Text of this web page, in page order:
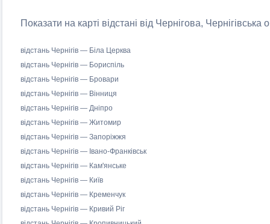
Показати на карті відстані від Чернігова,
відстань Чернігів — Біла Церква
відстань Чернігів — Бориспіль
відстань Чернігів — Бровари
відстань Чернігів — Вінниця
відстань Чернігів — Дніпро
відстань Чернігів — Житомир
відстань Чернігів — Запоріжжя
відстань Чернігів — Івано-Франківськ
відстань Чернігів — Кам'янське
відстань Чернігів — Київ
відстань Чернігів — Кременчук
відстань Чернігів — Кривий Ріг